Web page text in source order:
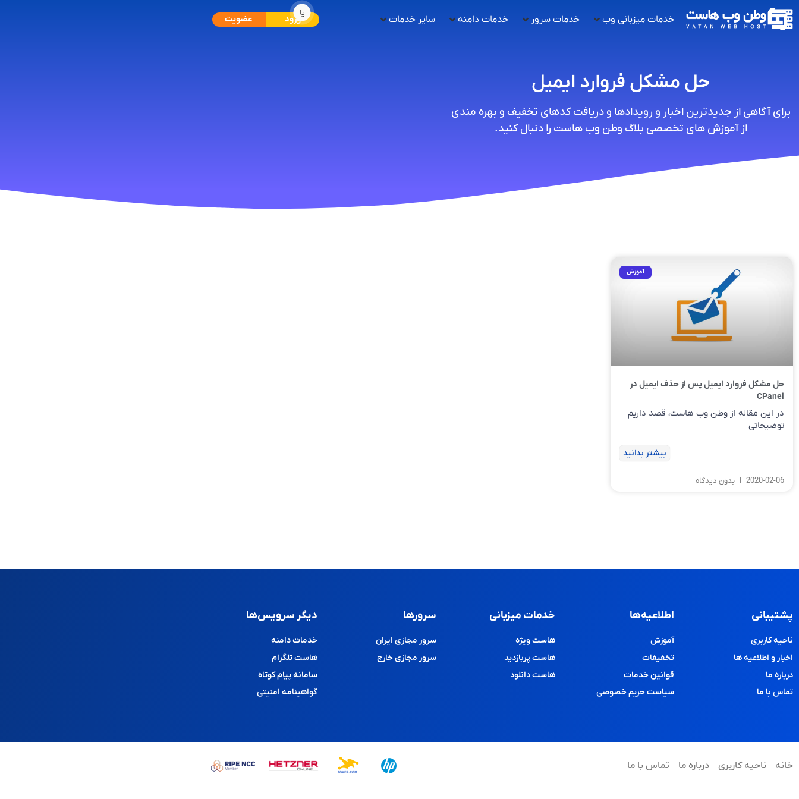
خدمات میزبانی وب خدمات سرور خدمات دامنه سایر خدمات ورود
یا
عضویت
حل مشکل فروارد ایمیل
برای آگاهی از جدیدترین اخبار و رویدادها و دریافت کدهای تخفیف و بهره مندی
از آموزش های تخصصی بلاگ وطن وب هاست را دنبال کنید.
آموزش
حل مشکل فروارد ایمیل پس از حذف ایمیل در
CPanel
در این مقاله از وطن وب هاست، قصد داریم
توضیحاتی
بیشتر بدانید
2020-02-06 بدون دیدگاه
پشتیبانی
ناحیه کاربری
اخبار و اطلاعیه ها
درباره ما
تماس با ما
اطلاعیه‌ها
آموزش
تخفیفات
قوانین خدمات
سیاست حریم خصوصی
خدمات میزبانی
هاست ویژه
هاست پربازدید
هاست دانلود
سرورها
سرور مجازی ایران
سرور مجازی خارج
دیگر سرویس‌ها
خدمات دامنه
هاست تلگرام
سامانه پیام کوتاه
گواهینامه امنیتی
خانه ناحیه کاربری درباره ما تماس با ما